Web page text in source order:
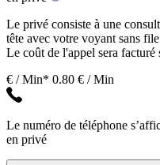
Le privé consiste à une
tête avec votre voyant sans
Le coût de l'appel sera
€ / Min* 0.80 € / Min
Le numéro de téléphone
en privé